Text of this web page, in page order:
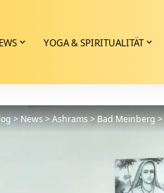
YOGA & SPIRITUALITÄT
>News>Ashrams>Bad Meinberg>